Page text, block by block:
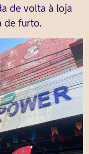
de volta à loja
de furto.